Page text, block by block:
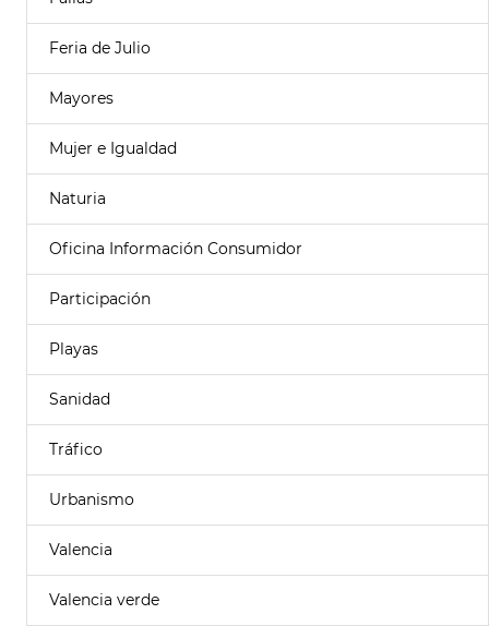
Feria de Julio
Mayores
Mujer e Igualdad
Naturia
Oficina Información Consumidor
Participación
Playas
Sanidad
Tráfico
Urbanismo
Valencia
Valencia verde